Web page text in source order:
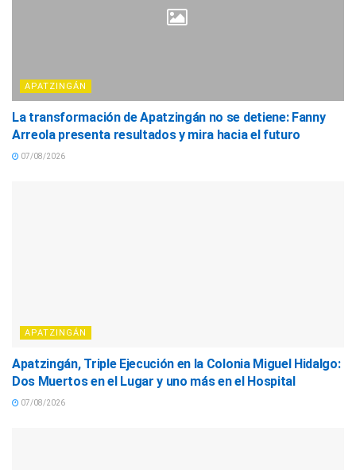
APATZINGÁN
La transformación de Apatzingán no se detiene: Fanny
Arreola presenta resultados y mira hacia el futuro
07/08/2026
APATZINGÁN
Apatzingán, Triple Ejecución en la Colonia Miguel Hidalgo:
Dos Muertos en el Lugar y uno más en el Hospital
07/08/2026